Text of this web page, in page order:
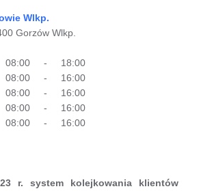
Wlkp.
Gorzów Wlkp.
08:00 -
18:00
08:00 -
16:00
08:00 -
16:00
08:00 -
16:00
08:00 - 16:00
r. system kolejkowania klientów